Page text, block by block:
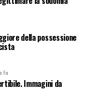
della possessione
fa
Immagini da